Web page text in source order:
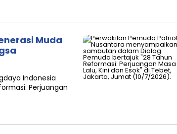
Muda
Indonesia
Perjuangan